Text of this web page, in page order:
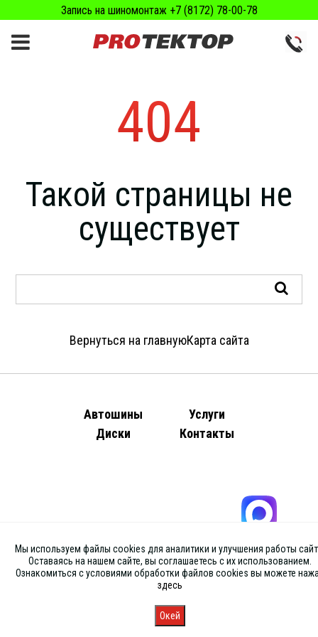
Запись на шиномонтаж +7 (8172) 78-00-78
404
Такой страницы не
существует
Вернуться на главнуюКарта сайта
Автошины
Диски
Услуги
Контакты
Запись
Мы используем файлы cookies для аналитики и улучшения работы
Оставаясь на нашем сайте, вы соглашаетесь с их использованием.
Ознакомиться с условиями обработки файлов cookies вы можете
здесь
Окей